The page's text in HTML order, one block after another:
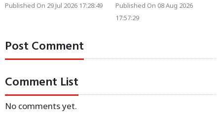
Published On 29 Jul 2026 17:28:49
Published On 08 Aug 2026
17:57:29
Post Comment
Comment List
No comments yet.